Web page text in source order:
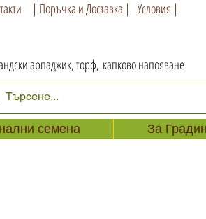
арпаджик, торф, капково напояване
| Поръчка и Доставка | Условия |
семена За